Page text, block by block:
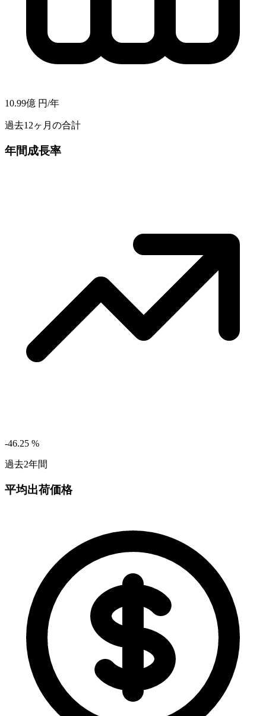
10.99億 円/年
過去12ヶ月の合計
年間成長率
-46.25 %
過去2年間
平均出荷価格